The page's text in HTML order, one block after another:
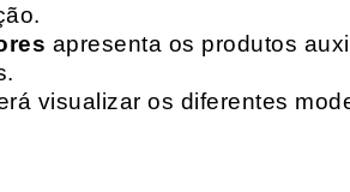
apresenta os produtos
visualizar os diferentes